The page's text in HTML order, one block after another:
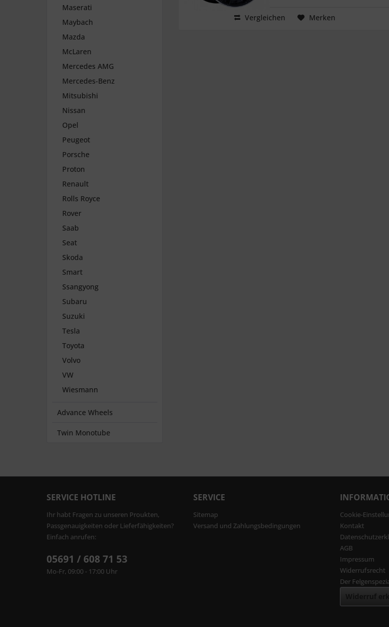
Maserati
Maybach
Mazda
McLaren
Mercedes AMG
Mercedes-Benz
Mitsubishi
Nissan
Opel
Peugeot
Porsche
Proton
Renault
Rolls Royce
Rover
Saab
Seat
Skoda
Smart
Ssangyong
Subaru
Suzuki
Tesla
Toyota
Volvo
VW
Wiesmann
Advance Wheels
Twin Monotube
Vergleichen Merken
SERVICE HOTLINE
Ihr habt Fragen zu unseren Proukten,
Passgenauigkeiten oder Lieferfähigkeiten?
Einfach anrufen:
05691 / 608 71 53
Mo-Fr, 09:00 - 17:00 Uhr
SERVICE
Sitemap
Versand und Zahlungsbedingungen
Cookie-
Kontakt
AGB
Impressum
Widerrufsrecht
Der